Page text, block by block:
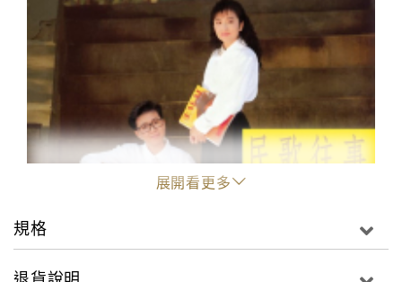
展開看更多
規格